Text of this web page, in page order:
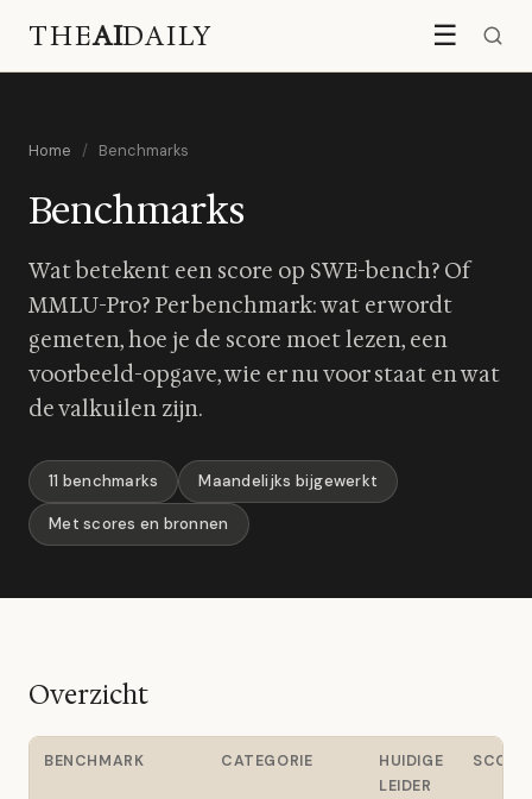
THEAIDAILY ☰
Home / Benchmarks
Benchmarks
Wat betekent een score op SWE-bench? Of
MMLU-Pro? Per benchmark: wat er wordt
gemeten, hoe je de score moet lezen, een
voorbeeld-opgave, wie er nu voor staat en wat
de valkuilen zijn.
11 benchmarks Maandelijks bijgewerkt
Met scores en bronnen
Overzicht
BENCHMARK CATEGORIE
HUIDIGE
LEIDER
SCORE